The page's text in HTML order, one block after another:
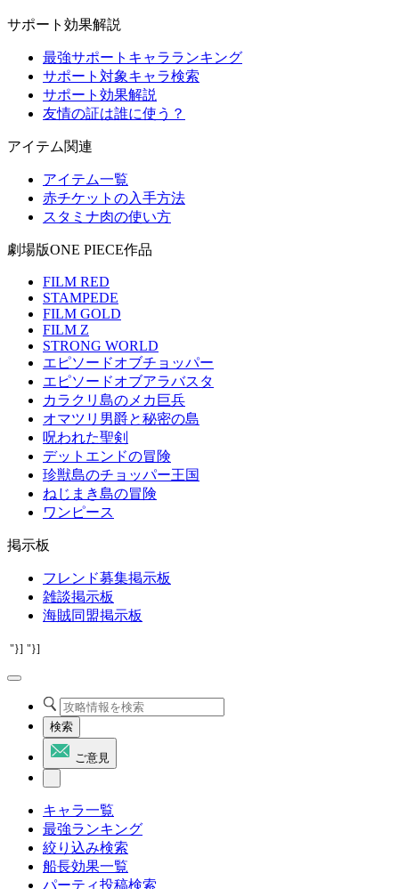
サポート効果解説
最強サポートキャラランキング
サポート対象キャラ検索
サポート効果解説
友情の証は誰に使う？
アイテム関連
アイテム一覧
赤チケットの入手方法
スタミナ肉の使い方
劇場版ONE PIECE作品
FILM RED
STAMPEDE
FILM GOLD
FILM Z
STRONG WORLD
エピソードオブチョッパー
エピソードオブアラバスタ
カラクリ島のメカ巨兵
オマツリ男爵と秘密の島
呪われた聖剣
デットエンドの冒険
珍獣島のチョッパー王国
ねじまき島の冒険
ワンピース
掲示板
フレンド募集掲示板
雑談掲示板
海賊同盟掲示板
"}] "}]
検索
ご意見
キャラ一覧
最強ランキング
絞り込み検索
船長効果一覧
パーティ投稿検索